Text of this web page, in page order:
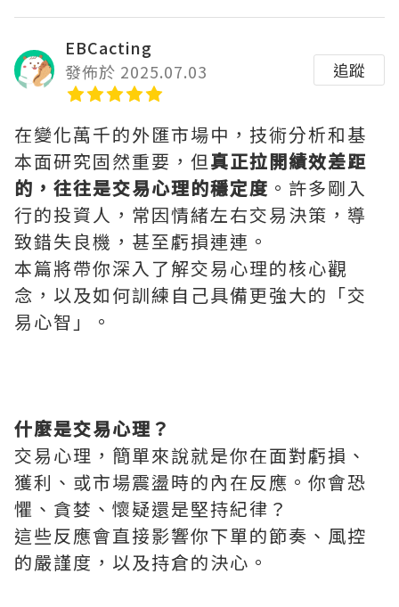
EBCacting
發佈於 2025.07.03
追蹤
在變化萬千的外匯市場中，技術分析和基
本面研究固然重要，但真正拉開績效差距
的，往往是交易心理的穩定度 。許多剛入
行的投資人，常因情緒左右交易決策，導
致錯失良機，甚至虧損連連。
本篇將帶你深入了解交易心理的核心觀
念，以及如何訓練自己具備更強大的「交
易心智」。
什麼是交易心理？
交易心理，簡單來說就是你在面對虧損、
獲利、或市場震盪時的內在反應。你會恐
懼、貪婪、懷疑還是堅持紀律？
這些反應會直接影響你下單的節奏、風控
的嚴謹度，以及持倉的決心。